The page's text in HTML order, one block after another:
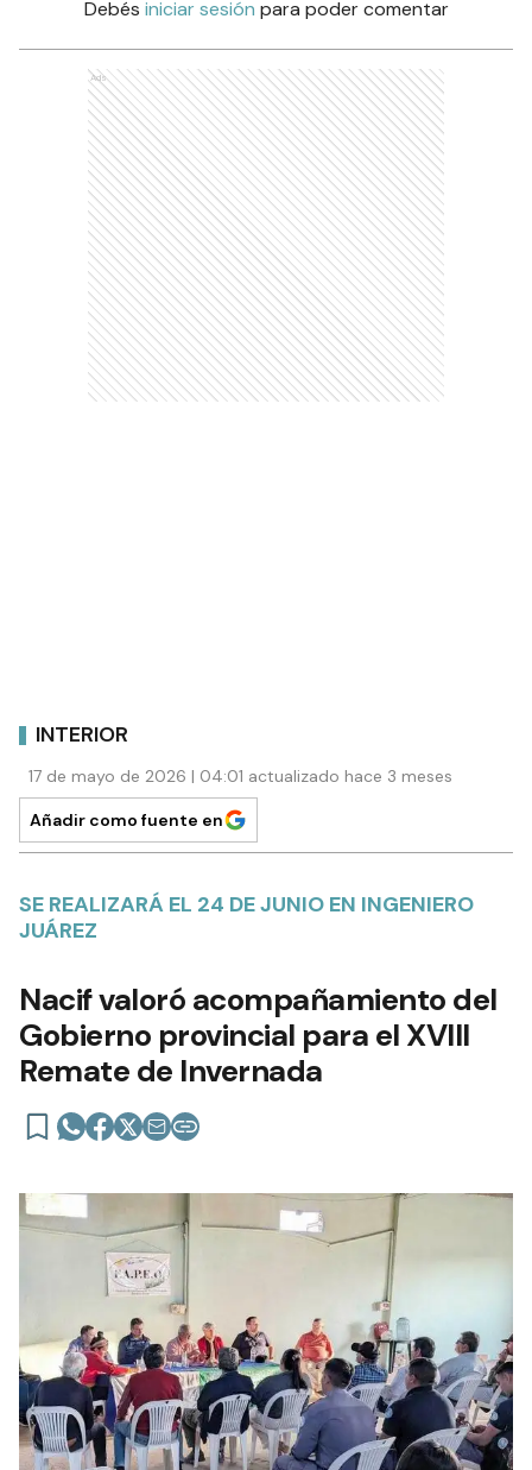
Debés iniciar sesión para poder comentar
Ads
INTERIOR
17 de mayo de 2026 | 04:01 actualizado hace 3 meses
Añadir como fuente en
SE REALIZARÁ EL 24 DE JUNIO EN INGENIERO
JUÁREZ
Nacif valoró acompañamiento del
Gobierno provincial para el XVIII
Remate de Invernada